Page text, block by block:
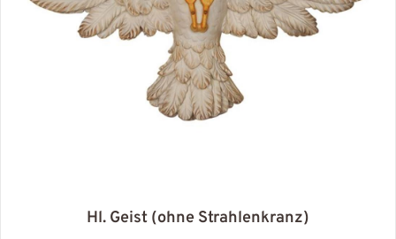
Hl. Geist (ohne Strahlenkranz)